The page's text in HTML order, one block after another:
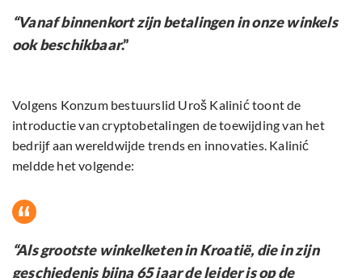
“Vanaf binnenkort zijn betalingen in onze winkels
ook beschikbaar.”
Volgens Konzum bestuurslid Uroš Kalinić toont de
introductie van cryptobetalingen de toewijding van het
bedrijf aan wereldwijde trends en innovaties. Kalinić
meldde het volgende:
“Als grootste winkelketen in Kroatië, die in zijn
geschiedenis bijna 65 jaar de leider is op de